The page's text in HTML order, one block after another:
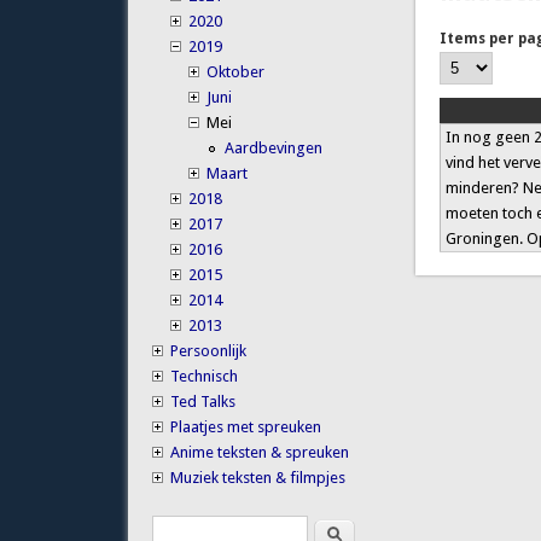
Items per
In nog geen
vind het
minderen?
moeten toch
Groningen.
2020
2019
Oktober
Juni
Mei
Aardbevingen
Maart
2018
2017
2016
2015
2014
2013
Persoonlijk
Technisch
Ted Talks
Plaatjes met spreuken
Anime teksten & spreuken
Muziek teksten & filmpjes
Search